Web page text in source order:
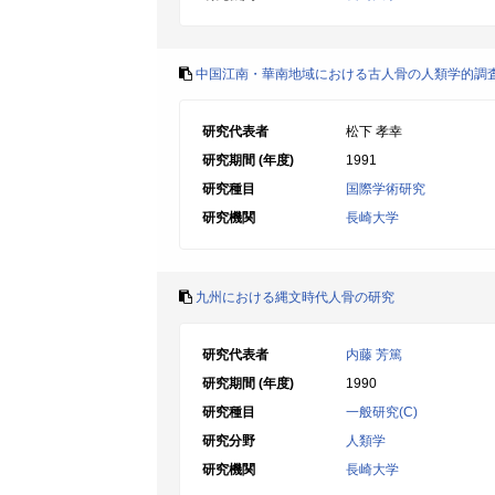
中国江南・華南地域における古人骨の人類学的調
研究代表者
松下 孝幸
研究期間 (年度)
1991
研究種目
国際学術研究
研究機関
長崎大学
九州における縄文時代人骨の研究
研究代表者
内藤 芳篤
研究期間 (年度)
1990
研究種目
一般研究(C)
研究分野
人類学
研究機関
長崎大学